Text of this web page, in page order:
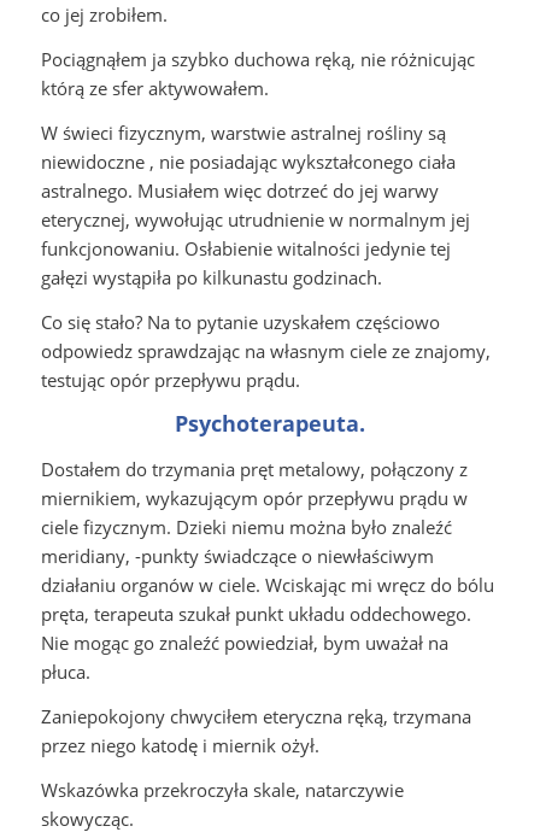
co jej zrobiłem.
Pociągnąłem ja szybko duchowa ręką, nie różnicując
którą ze sfer aktywowałem.
W świeci fizycznym, warstwie astralnej rośliny są
niewidoczne , nie posiadając wykształconego ciała
astralnego. Musiałem więc dotrzeć do jej warwy
eterycznej, wywołując utrudnienie w normalnym jej
funkcjonowaniu. Osłabienie witalności jedynie tej
gałęzi wystąpiła po kilkunastu godzinach.
Co się stało? Na to pytanie uzyskałem częściowo
odpowiedz sprawdzając na własnym ciele ze znajomy,
testując opór przepływu prądu.
Psychoterapeuta.
Dostałem do trzymania pręt metalowy, połączony z
miernikiem, wykazującym opór przepływu prądu w
ciele fizycznym. Dzieki niemu można było znaleźć
meridiany, -punkty świadczące o niewłaściwym
działaniu organów w ciele. Wciskając mi wręcz do bólu
pręta, terapeuta szukał punkt układu oddechowego.
Nie mogąc go znaleźć powiedział, bym uważał na
płuca.
Zaniepokojony chwyciłem eteryczna ręką, trzymana
przez niego katodę i miernik ożył.
Wskazówka przekroczyła skale, natarczywie
skowycząc.